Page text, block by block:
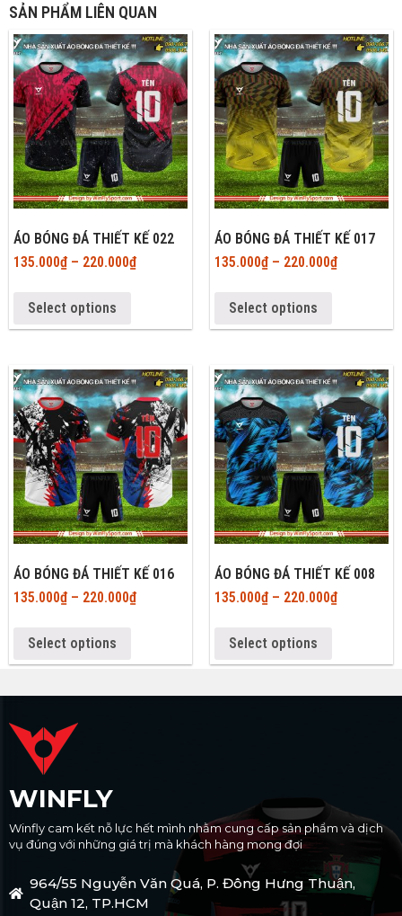
SẢN PHẨM LIÊN QUAN
ÁO BÓNG ĐÁ THIẾT KẾ 022
135.000₫– 220.000₫
Select options
ÁO BÓNG ĐÁ THIẾT KẾ 017
135.000₫– 220.000₫
Select options
ÁO BÓNG ĐÁ THIẾT KẾ 016
135.000₫– 220.000₫
Select options
ÁO BÓNG ĐÁ THIẾT KẾ 008
135.000₫– 220.000₫
Select options
WINFLY
Winfly cam kết nỗ lực hết mình nhằm cung cấp sản phẩm và dịch
vụ đúng với những giá trị mà khách hàng mong đợi
964/55 Nguyễn Văn Quá, P. Đông Hưng Thuận,
Quận 12, TP.HCM